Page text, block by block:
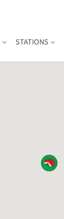
STATIONS